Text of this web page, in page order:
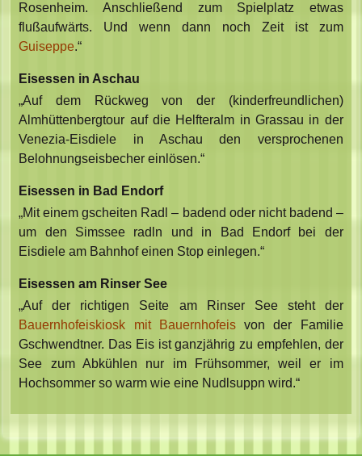
Rosenheim. Anschließend zum Spielplatz etwas
flußaufwärts. Und wenn dann noch Zeit ist zum
Guiseppe.“
Eisessen in Aschau
„Auf dem Rückweg von der (kinderfreundlichen)
Almhüttenbergtour auf die Helfteralm in Grassau in der
Venezia-Eisdiele in Aschau den versprochenen
Belohnungseisbecher einlösen.“
Eisessen in Bad Endorf
„Mit einem gscheiten Radl – badend oder nicht badend –
um den Simssee radln und in Bad Endorf bei der
Eisdiele am Bahnhof einen Stop einlegen.“
Eisessen am Rinser See
„Auf der richtigen Seite am Rinser See steht der
Bauernhofeiskiosk mit Bauernhofeisvon der Familie
Gschwendtner. Das Eis ist ganzjährig zu empfehlen, der
See zum Abkühlen nur im Frühsommer, weil er im
Hochsommer so warm wie eine Nudlsuppn wird.“